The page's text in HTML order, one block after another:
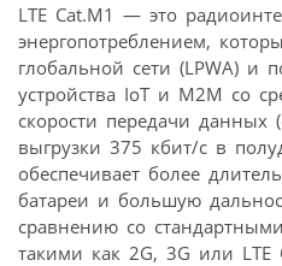
LTE Cat.M1 — это
энергопотреблением,
глобальной сети (LPWA) и
устройства IoT и M2M со
скорости передачи данных
выгрузки 375 кбит/с в
обеспечивает более
батареи и большую
сравнению со
такими как 2G, 3G или LTE